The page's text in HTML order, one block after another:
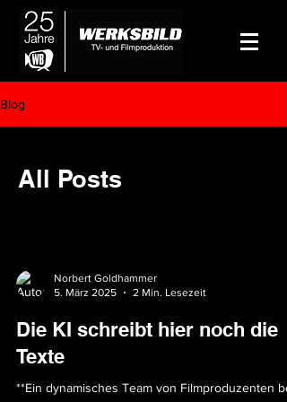
Blog
All Posts
Norbert Goldhammer
5. März 2025
2 Min. Lesezeit
Die KI schreibt hier noch die
Texte
**Ein dynamisches Team von Filmproduzenten bei